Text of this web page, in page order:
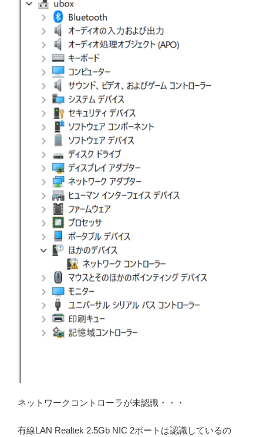
ネットワークコントローラが未認識・・・
有線LAN Realtek 2.5Gb NIC 2ポートは認識しているの